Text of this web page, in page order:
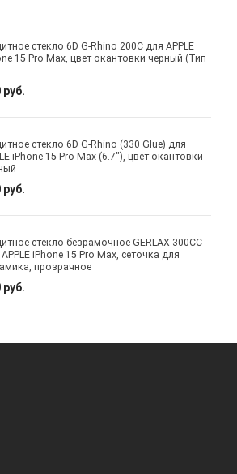
стекло 6D G-Rhino 200C для APPLE
15 Pro Max, цвет окантовки черный (Тип
руб.
стекло 6D G-Rhino (330 Glue) для
iPhone 15 Pro Max (6.7"), цвет окантовки
руб.
стекло безрамочное GERLAX 300CC
iPhone 15 Pro Max, сеточка для
прозрачное
руб.